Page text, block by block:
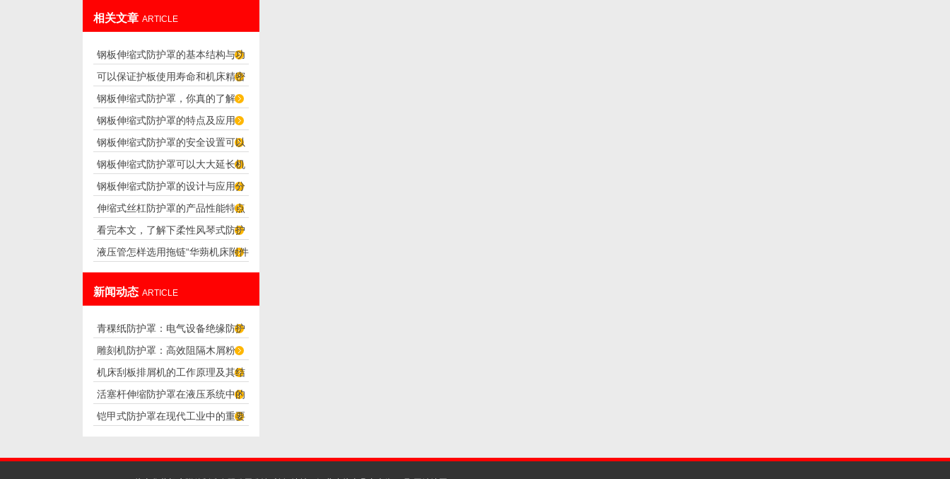
相关文章 ARTICLE
钢板伸缩式防护罩的基本结构与功
能介绍
可以保证护板使用寿命和机床精密
度的“伸缩式导轨防护罩”
钢板伸缩式防护罩，你真的了解
吗？
钢板伸缩式防护罩的特点及应用
钢板伸缩式防护罩的安全设置可以
怎么样设置？
钢板伸缩式防护罩可以大大延长机
器的使用寿命
钢板伸缩式防护罩的设计与应用分
析
伸缩式丝杠防护罩的产品性能特点
看完本文，了解下柔性风琴式防护
罩的优点
液压管怎样选用拖链“华蒴机床附件”
新闻动态 ARTICLE
青稞纸防护罩：电气设备绝缘防护
专用方案
雕刻机防护罩：高效阻隔木屑粉
尘，守护设备精度与安全
机床刮板排屑机的工作原理及其结
构分析
活塞杆伸缩防护罩在液压系统中的
应用
铠甲式防护罩在现代工业中的重要